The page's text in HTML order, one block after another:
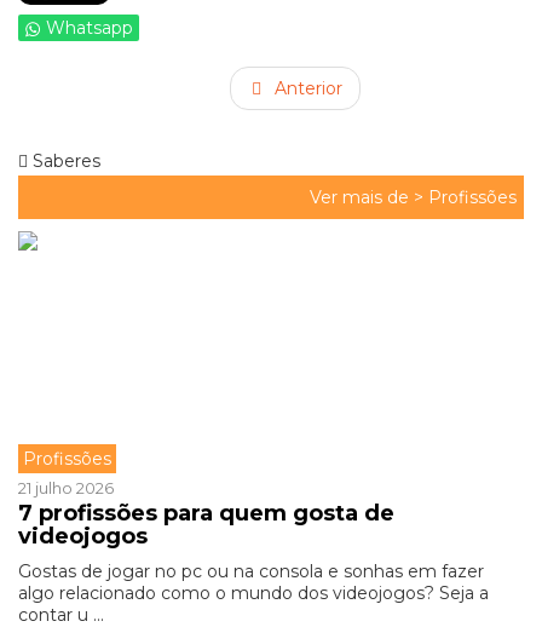
Whatsapp
Anterior
Saberes
Ver mais de > Profissões
Profissões
21 julho 2026
7 profissões para quem gosta de
videojogos
Gostas de jogar no pc ou na consola e sonhas em fazer
algo relacionado como o mundo dos videojogos? Seja a
contar u ...